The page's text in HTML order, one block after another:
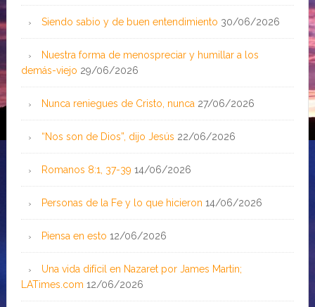
Siendo sabio y de buen entendimiento 30/06/2026
Nuestra forma de menospreciar y humillar a los
demás-viejo 29/06/2026
Nunca reniegues de Cristo, nunca 27/06/2026
“Nos son de Dios”, dijo Jesús 22/06/2026
Romanos 8:1, 37-39 14/06/2026
Personas de la Fe y lo que hicieron 14/06/2026
Piensa en esto 12/06/2026
Una vida difícil en Nazaret por James Martin;
LATimes.com 12/06/2026